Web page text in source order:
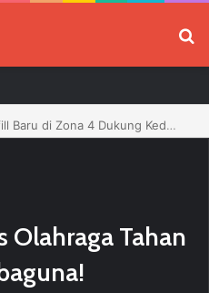
Olahraga Tahan